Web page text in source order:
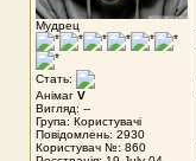
Мудрец
Стать:
Анімаг V
Вигляд: --
Група: Користувачі
Повідомлень: 2930
Користувач №: 860